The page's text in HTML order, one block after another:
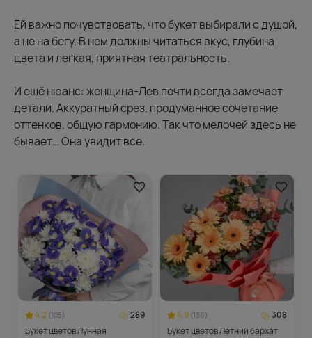
Ей важно почувствовать, что букет выбирали с душой,
а не на бегу. В нем должны читаться вкус, глубина
цвета и легкая, приятная театральность.
И ещё нюанс: женщина-Лев почти всегда замечает
детали. Аккуратный срез, продуманное сочетание
оттенков, общую гармонию. Так что мелочей здесь не
бывает… Она увидит все.
4.2 (105)
289
Букет цветов Лунная
4.9 (136)
308
Букет цветов Летний бархат